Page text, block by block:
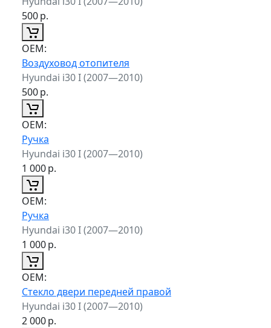
500р.
ОЕМ:
Воздуховод отопителя
Hyundai i30 I (2007—2010)
500р.
ОЕМ:
Ручка
Hyundai i30 I (2007—2010)
1 000р.
ОЕМ:
Ручка
Hyundai i30 I (2007—2010)
1 000р.
ОЕМ:
Стекло двери передней правой
Hyundai i30 I (2007—2010)
2 000р.